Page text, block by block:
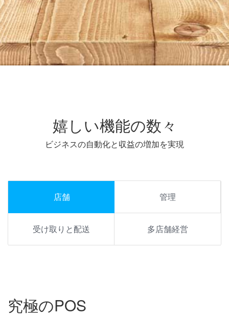
嬉しい機能の数々
ビジネスの自動化と収益の増加を実現
店舗 管理
受け取りと配送 多店舗経営
究極のPOS